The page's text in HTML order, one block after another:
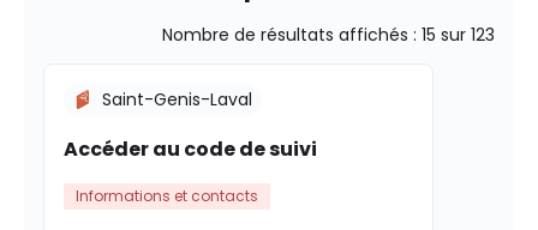
Nombre de résultats affichés : 15 sur 123
Accéder au code de suivi
Saint-Genis-Laval
Informations et contacts